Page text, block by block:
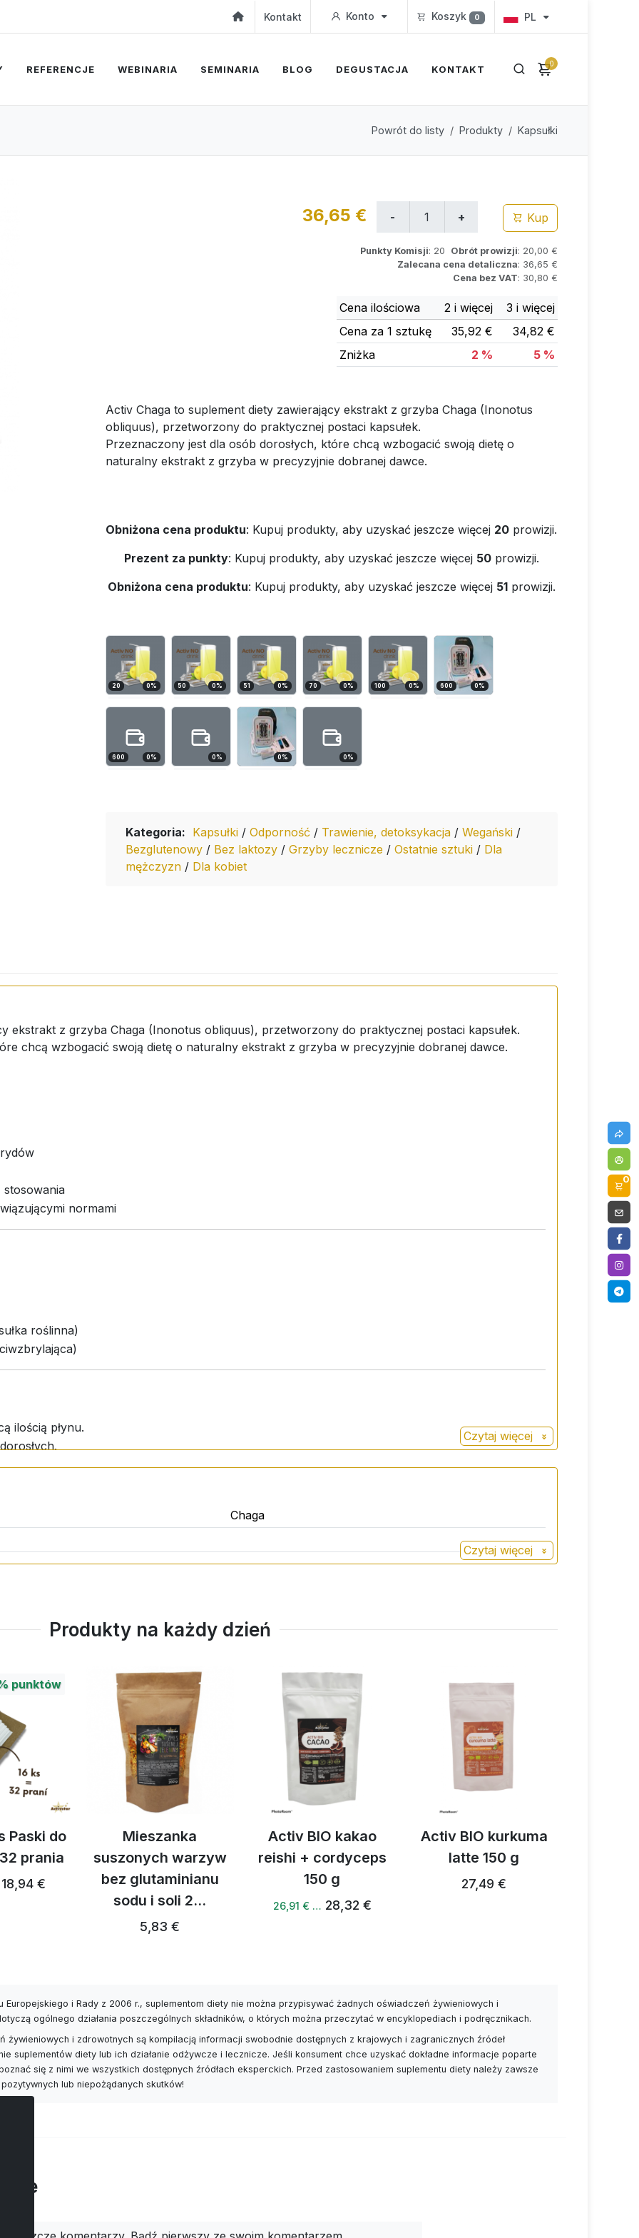
Kontakt Konto Koszyk 0 PL
0
REFERENCJE WEBINARIA SEMINARIA BLOG DEGUSTACJA KONTAKT
Powrót do listy Produkty Kapsułki
36,65 € Kup
Punkty Komisji: 20 Obrót prowizji: 20,00 €
Zalecana cena detaliczna: 36,65 €
Cena bez VAT: 30,80 €
Cena ilościowa 2 i więcej
3 i więcej
Cena za 1 sztukę
35,92 €
34,82 €
Zniżka
2 % 5 %
Activ Chaga to suplement diety zawierający ekstrakt z grzyba Chaga (Inonotus
obliquus), przetworzony do praktycznej postaci kapsułek.
Przeznaczony jest dla osób dorosłych, które chcą wzbogacić swoją dietę o
naturalny ekstrakt z grzyba w precyzyjnie dobranej dawce.
Obniżona cena produktu: Kupuj produkty, aby uzyskać jeszcze więcej 20 prowizji.
Prezent za punkty: Kupuj produkty, aby uzyskać jeszcze więcej 50prowizji.
Obniżona cena produktu: Kupuj produkty, aby uzyskać jeszcze więcej 51prowizji.
20 0% 50 0% 51 0% 70 0% 100 0% 600 0%
600 0% 0% 0% 0%
Kategoria: Kapsułki / Odporność / Trawienie, detoksykacja / Wegański /
Bezglutenowy / Bez laktozy / Grzyby lecznicze / Ostatnie sztuki / Dla
mężczyzn / Dla kobiet
ekstrakt z grzyba Chaga (Inonotus obliquus), przetworzony do praktycznej postaci kapsułek.
chcą wzbogacić swoją dietę o naturalny ekstrakt z grzyba w precyzyjnie dobranej dawce.
stosowania
normami
roślinna)
ilością płynu.
Czytaj więcej
Chaga
Czytaj więcej
Produkty na każdy dzień
punktów
Paski do
prania
18,94 €
Mieszanka
suszonych warzyw
bez glutaminianu
sodu i soli 2...
5,83 €
Activ BIO kakao
reishi + cordyceps
150 g
26,91 € … 28,32 €
Activ BIO kurkuma
latte 150 g
27,49 €
Europejskiego i Rady z 2006 r., suplementom diety nie można przypisywać żadnych oświadczeń żywieniowych i
ogólnego działania poszczególnych składników, o których można przeczytać w encyklopediach i podręcznikach.
i zdrowotnych są kompilacją informacji swobodnie dostępnych z krajowych i zagranicznych źródeł
suplementów diety lub ich działanie odżywcze i lecznicze. Jeśli konsument chce uzyskać dokładne informacje poparte
się z nimi we wszystkich dostępnych źródłach eksperckich. Przed zastosowaniem suplementu diety należy zawsze
lub niepożądanych skutków!
0